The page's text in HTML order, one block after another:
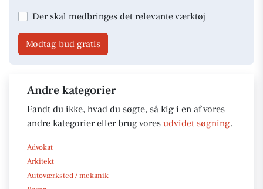
Der skal medbringes det relevante værktøj
Modtag bud gratis
Andre kategorier
Fandt du ikke, hvad du søgte, så kig i en af vores
andre kategorier eller brug vores udvidet søgning.
Advokat
Arkitekt
Autoværksted / mekanik